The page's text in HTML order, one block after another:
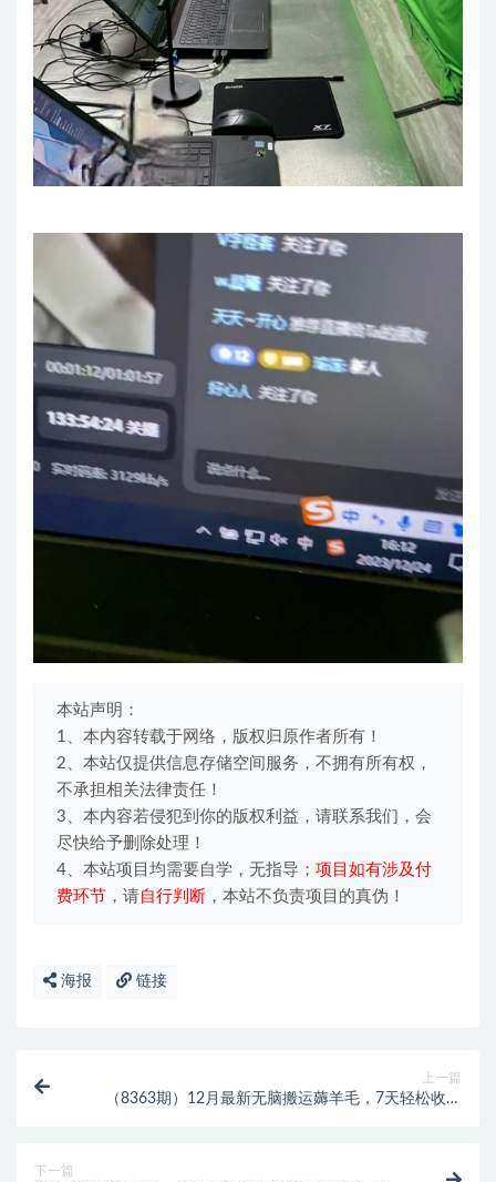
本站声明：
1、本内容转载于网络，版权归原作者所有！
2、本站仅提供信息存储空间服务，不拥有所有权，
不承担相关法律责任！
3、本内容若侵犯到你的版权利益，请联系我们，会
尽快给予删除处理！
4、本站项目均需要自学，无指导； 项目如有涉及付
费环节 ，请自行判断 ，本站不负责项目的真伪！
海报 链接
上一篇
（8363期）12月最新无脑搬运薅羊毛，7天轻松收益
下一篇